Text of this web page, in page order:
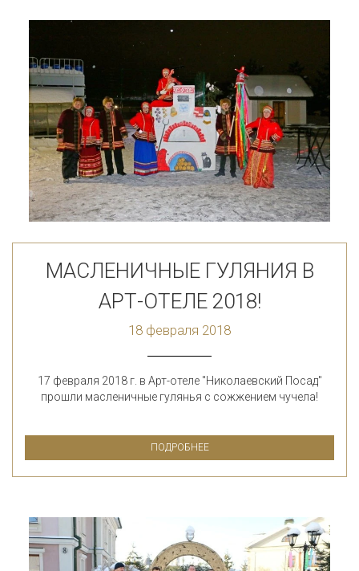
МАСЛЕНИЧНЫЕ ГУЛЯНИЯ В
АРТ-ОТЕЛЕ 2018!
18 февраля 2018
17 февраля 2018 г. в Арт-отеле "Николаевский Посад"
прошли масленичные гулянья с сожжением чучела!
ПОДРОБНЕЕ